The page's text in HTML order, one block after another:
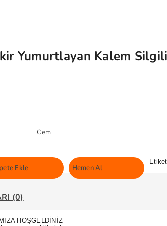
Yumurtlayan Kalem Silgili
Cem
Ekle Hemen Al
(0)
HOŞGELDİNİZ